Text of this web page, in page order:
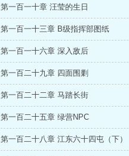
第一百一十章 汪莹的生日
第一百一十三章 B级指挥部图纸
第一百一十六章 深入敌后
第一百二十九章 四面围剿
第一百二十二章 马踏长街
第一百二十五章 绿营NPC
第一百二十八章 江东六十四屯（下）